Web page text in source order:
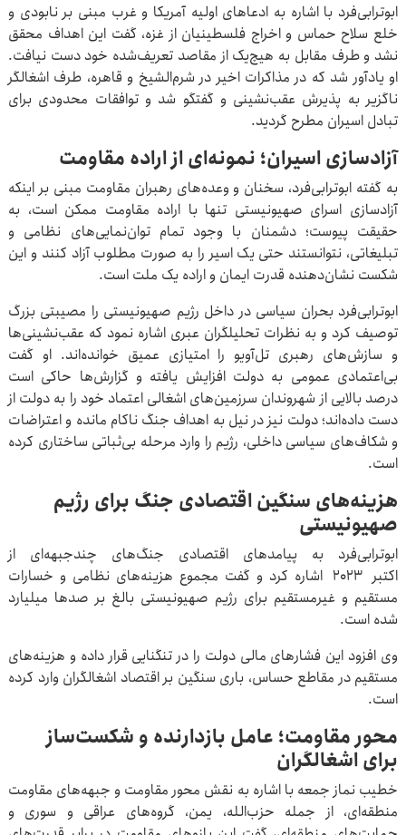
ابوترابی‌فرد با اشاره به ادعاهای اولیه آمریکا و غرب مبنی بر نابودی و
خلع سلاح حماس و اخراج فلسطینیان از غزه، گفت این اهداف محقق
نشد و طرف مقابل به هیچ‌یک از مقاصد تعریف‌شده خود دست نیافت.
او یادآور شد که در مذاکرات اخیر در شرم‌الشیخ و قاهره، طرف اشغالگر
ناگزیر به پذیرش عقب‌نشینی و گفتگو شد و توافقات محدودی برای
تبادل اسیران مطرح گردید.
آزادسازی اسیران؛ نمونه‌ای از اراده مقاومت
به گفته ابوترابی‌فرد، سخنان و وعده‌های رهبران مقاومت مبنی بر اینکه
آزادسازی اسرای صهیونیستی تنها با اراده مقاومت ممکن است، به
حقیقت پیوست؛ دشمنان با وجود تمام توان‌نمایی‌های نظامی و
تبلیغاتی، نتوانستند حتی یک اسیر را به صورت مطلوب آزاد کنند و این
شکست نشان‌دهنده قدرت ایمان و اراده یک ملت است.
ابوترابی‌فرد بحران سیاسی در داخل رژیم صهیونیستی را مصیبتی بزرگ
توصیف کرد و به نظرات تحلیلگران عبری اشاره نمود که عقب‌نشینی‌ها
و سازش‌های رهبری تل‌آویو را امتیازی عمیق خوانده‌اند. او گفت
بی‌اعتمادی عمومی به دولت افزایش یافته و گزارش‌ها حاکی است
درصد بالایی از شهروندان سرزمین‌های اشغالی اعتماد خود را به دولت از
دست داده‌اند؛ دولت نیز در نیل به اهداف جنگ ناکام مانده و اعتراضات
و شکاف‌های سیاسی داخلی، رژیم را وارد مرحله بی‌ثباتی ساختاری کرده
است.
هزینه‌های سنگین اقتصادی جنگ برای رژیم
صهیونیستی
ابوترابی‌فرد به پیامدهای اقتصادی جنگ‌های چندجبهه‌ای از
اکتبر ۲۰۲۳ اشاره کرد و گفت مجموع هزینه‌های نظامی و خسارات
مستقیم و غیرمستقیم برای رژیم صهیونیستی بالغ بر صدها میلیارد
شده است.
وی افزود این فشارهای مالی دولت را در تنگنایی قرار داده و هزینه‌های
مستقیم در مقاطع حساس، باری سنگین بر اقتصاد اشغالگران وارد کرده
است.
محور مقاومت؛ عامل بازدارنده و شکست‌ساز
برای اشغالگران
خطیب نماز جمعه با اشاره به نقش محور مقاومت و جبهه‌های مقاومت
منطقه‌ای، از جمله حزب‌الله، یمن، گروه‌های عراقی و سوری و